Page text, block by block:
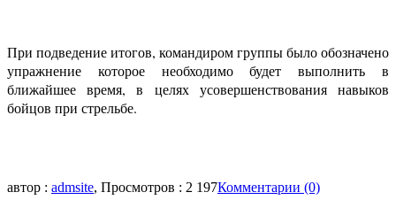
При подведение итогов, командиром группы было обозначено
упражнение которое необходимо будет выполнить в
ближайшее время, в целях усовершенствования навыков
бойцов при стрельбе.
автор : admsite, Просмотров : 2 197Комментарии (0)